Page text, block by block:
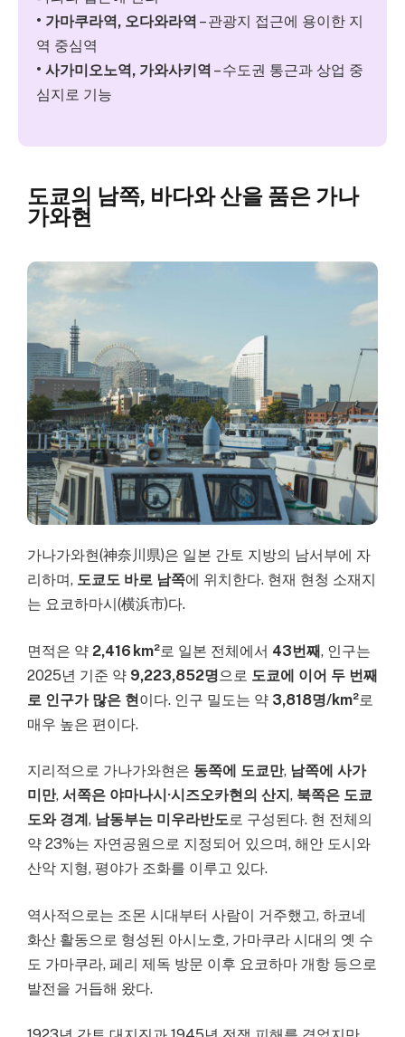
• 가마쿠라역, 오다와라역 – 관광지 접근에 용이한 지
역 중심역
• 사가미오노역, 가와사키역 – 수도권 통근과 상업 중
심지로 기능
도쿄의 남쪽, 바다와 산을 품은 가나
가와현
가나가와현(神奈川県)은 일본 간토 지방의 남서부에 자
리하며, 도쿄도 바로 남쪽에 위치한다. 현재 현청 소재지
는 요코하마시(横浜市)다.
면적은 약 2,416 km²로 일본 전체에서 43번째, 인구는
2025년 기준 약 9,223,852명으로 도쿄에 이어 두 번째
로 인구가 많은 현이다. 인구 밀도는 약 3,818명/km²로
매우 높은 편이다.
지리적으로 가나가와현은 동쪽에 도쿄만, 남쪽에 사가
미만, 서쪽은 야마나시·시즈오카현의 산지, 북쪽은 도쿄
도와 경계, 남동부는 미우라반도로 구성된다. 현 전체의
약 23%는 자연공원으로 지정되어 있으며, 해안 도시와
산악 지형, 평야가 조화를 이루고 있다.
역사적으로는 조몬 시대부터 사람이 거주했고, 하코네
화산 활동으로 형성된 아시노호, 가마쿠라 시대의 옛 수
도 가마쿠라, 페리 제독 방문 이후 요코하마 개항 등으로
발전을 거듭해 왔다.